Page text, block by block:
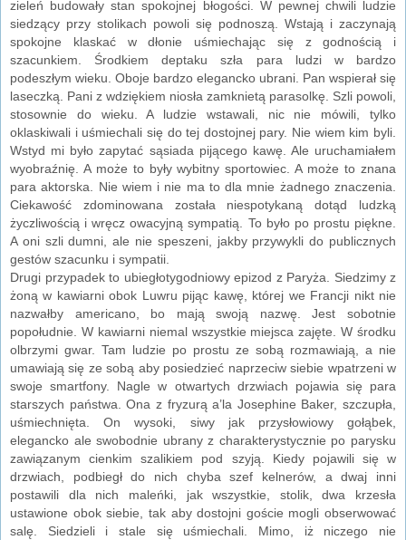
zieleń budowały stan spokojnej błogości. W pewnej chwili ludzie
siedzący przy stolikach powoli się podnoszą. Wstają i zaczynają
spokojne klaskać w dłonie uśmiechając się z godnością i
szacunkiem. Środkiem deptaku szła para ludzi w bardzo
podeszłym wieku. Oboje bardzo elegancko ubrani. Pan wspierał się
laseczką. Pani z wdziękiem niosła zamknietą parasolkę. Szli powoli,
stosownie do wieku. A ludzie wstawali, nic nie mówili, tylko
oklaskiwali i uśmiechali się do tej dostojnej pary. Nie wiem kim byli.
Wstyd mi było zapytać sąsiada pijącego kawę. Ale uruchamiałem
wyobraźnię. A może to były wybitny sportowiec. A może to znana
para aktorska. Nie wiem i nie ma to dla mnie żadnego znaczenia.
Ciekawość zdominowana została niespotykaną dotąd ludzką
życzliwością i wręcz owacyjną sympatią. To było po prostu piękne.
A oni szli dumni, ale nie speszeni, jakby przywykli do publicznych
gestów szacunku i sympatii.
Drugi przypadek to ubiegłotygodniowy epizod z Paryża. Siedzimy z
żoną w kawiarni obok Luwru pijąc kawę, której we Francji nikt nie
nazwałby americano, bo mają swoją nazwę. Jest sobotnie
popołudnie. W kawiarni niemal wszystkie miejsca zajęte. W środku
olbrzymi gwar. Tam ludzie po prostu ze sobą rozmawiają, a nie
umawiają się ze sobą aby posiedzieć naprzeciw siebie wpatrzeni w
swoje smartfony. Nagle w otwartych drzwiach pojawia się para
starszych państwa. Ona z fryzurą a’la Josephine Baker, szczupła,
uśmiechnięta. On wysoki, siwy jak przysłowiowy gołąbek,
elegancko ale swobodnie ubrany z charakterystycznie po parysku
zawiązanym cienkim szalikiem pod szyją. Kiedy pojawili się w
drzwiach, podbiegł do nich chyba szef kelnerów, a dwaj inni
postawili dla nich maleńki, jak wszystkie, stolik, dwa krzesła
ustawione obok siebie, tak aby dostojni goście mogli obserwować
salę. Siedzieli i stale się uśmiechali. Mimo, iż niczego nie